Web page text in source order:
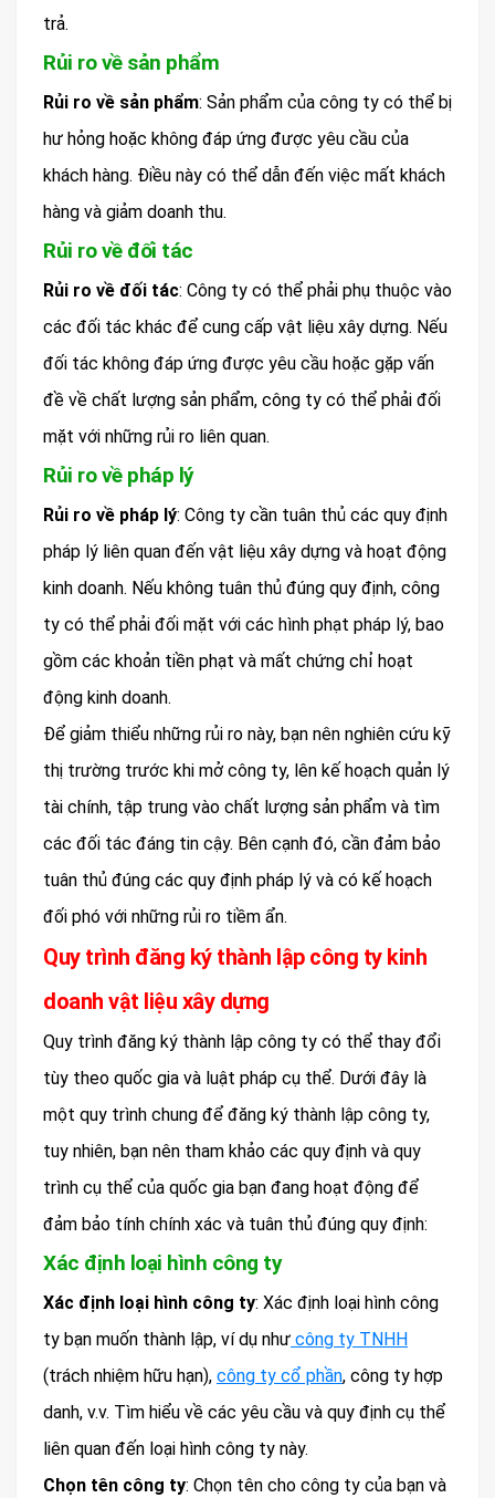
trả.
Rủi ro về sản phẩm
Rủi ro về sản phẩm: Sản phẩm của công ty có thể bị
hư hỏng hoặc không đáp ứng được yêu cầu của
khách hàng. Điều này có thể dẫn đến việc mất khách
hàng và giảm doanh thu.
Rủi ro về đối tác
Rủi ro về đối tác: Công ty có thể phải phụ thuộc vào
các đối tác khác để cung cấp vật liệu xây dựng. Nếu
đối tác không đáp ứng được yêu cầu hoặc gặp vấn
đề về chất lượng sản phẩm, công ty có thể phải đối
mặt với những rủi ro liên quan.
Rủi ro về pháp lý
Rủi ro về pháp lý: Công ty cần tuân thủ các quy định
pháp lý liên quan đến vật liệu xây dựng và hoạt động
kinh doanh. Nếu không tuân thủ đúng quy định, công
ty có thể phải đối mặt với các hình phạt pháp lý, bao
gồm các khoản tiền phạt và mất chứng chỉ hoạt
động kinh doanh.
Để giảm thiểu những rủi ro này, bạn nên nghiên cứu kỹ
thị trường trước khi mở công ty, lên kế hoạch quản lý
tài chính, tập trung vào chất lượng sản phẩm và tìm
các đối tác đáng tin cậy. Bên cạnh đó, cần đảm bảo
tuân thủ đúng các quy định pháp lý và có kế hoạch
đối phó với những rủi ro tiềm ẩn.
Quy trình đăng ký thành lập công ty kinh
doanh vật liệu xây dựng
Quy trình đăng ký thành lập công ty có thể thay đổi
tùy theo quốc gia và luật pháp cụ thể. Dưới đây là
một quy trình chung để đăng ký thành lập công ty,
tuy nhiên, bạn nên tham khảo các quy định và quy
trình cụ thể của quốc gia bạn đang hoạt động để
đảm bảo tính chính xác và tuân thủ đúng quy định:
Xác định loại hình công ty
Xác định loại hình công ty: Xác định loại hình công
ty bạn muốn thành lập, ví dụ như công ty TNHH
(trách nhiệm hữu hạn), công ty cổ phần, công ty hợp
danh, v.v. Tìm hiểu về các yêu cầu và quy định cụ thể
liên quan đến loại hình công ty này.
Chọn tên công ty: Chọn tên cho công ty của bạn và